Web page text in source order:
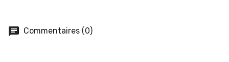
chat Commentaires (0)